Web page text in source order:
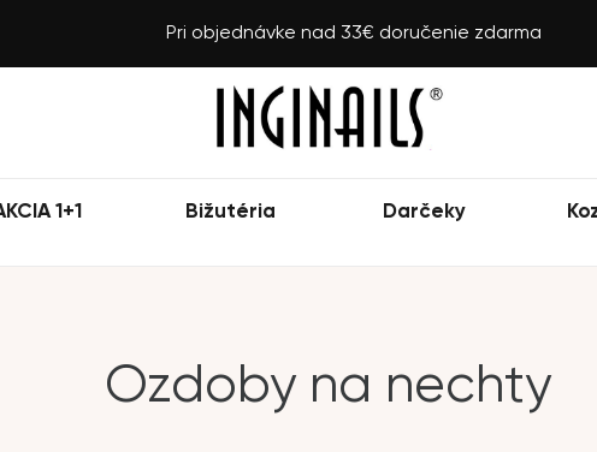
Pri objednávke nad 33€ doručenie zdarma
1+1 Bižutéria Darčeky
Ozdoby na nechty